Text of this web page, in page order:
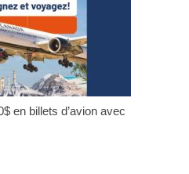
en billets d’avion avec